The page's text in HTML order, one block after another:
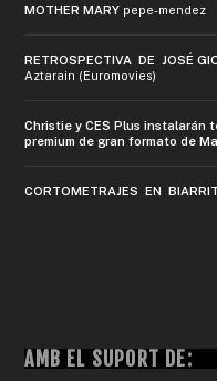
MOTHER MARY pepe-mendez
RETROSPECTIVA DE JOSÉ
Aztarain (Euromovies)
Christie y CES Plus instalarán
premium de gran formato de
CORTOMETRAJES EN
AMB EL SUPORT DE: